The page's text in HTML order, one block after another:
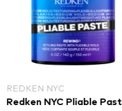
Pliable Paste